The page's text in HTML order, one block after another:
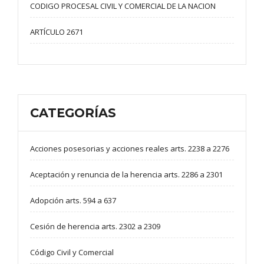
CODIGO PROCESAL CIVIL Y COMERCIAL DE LA NACION
ARTÍCULO 2671
CATEGORÍAS
Acciones posesorias y acciones reales arts. 2238 a 2276
Aceptación y renuncia de la herencia arts. 2286 a 2301
Adopción arts. 594 a 637
Cesión de herencia arts. 2302 a 2309
Código Civil y Comercial